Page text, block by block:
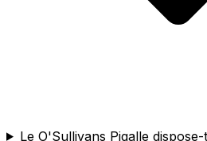
Le O'Sullivans Pigalle